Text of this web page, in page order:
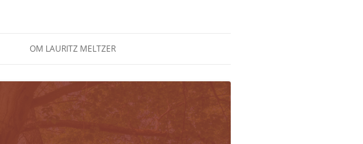
OM LAURITZ MELTZER